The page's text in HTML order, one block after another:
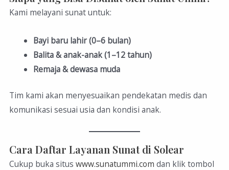
Kami melayani sunat untuk:
Bayi baru lahir (0–6 bulan)
Balita & anak-anak (1–12 tahun)
Remaja & dewasa muda
Tim kami akan menyesuaikan pendekatan medis dan
komunikasi sesuai usia dan kondisi anak.
Cara Daftar Layanan Sunat di Solear
Cukup buka situswww.sunatummi.com dan klik tombol